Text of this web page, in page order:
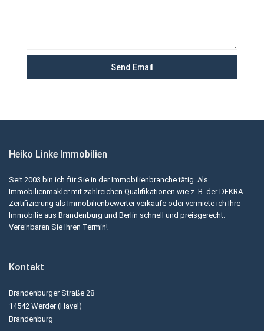
Heiko Linke Immobilien
Seit 2003 bin ich für Sie in der Immobilienbranche tätig. Als
Immobilienmakler mit zahlreichen Qualifikationen wie z. B. der DEKRA
Zertifizierung als Immobilienbewerter verkaufe oder vermiete ich Ihre
Immobilie aus Brandenburg und Berlin schnell und preisgerecht.
Vereinbaren Sie Ihren Termin!
Kontakt
Brandenburger Straße 28
14542 Werder (Havel)
Brandenburg